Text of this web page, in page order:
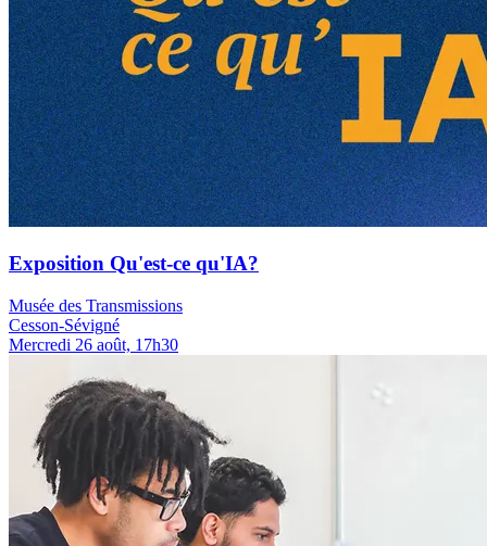
Exposition Qu'est-ce qu'IA?
Musée des Transmissions
Cesson-Sévigné
Mercredi 26 août, 17h30